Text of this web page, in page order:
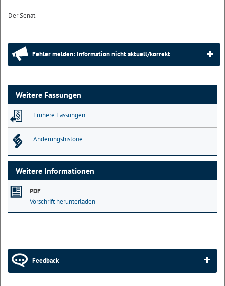
Der Senat
Fehler melden: Information nicht aktuell/korrekt
Weitere Fassungen
Frühere Fassungen
Änderungshistorie
Weitere Informationen
PDF
Vorschrift herunterladen
Feedback